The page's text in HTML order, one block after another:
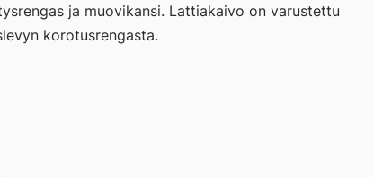
ja muovikansi. Lattiakaivo on varustettu
korotusrengasta.